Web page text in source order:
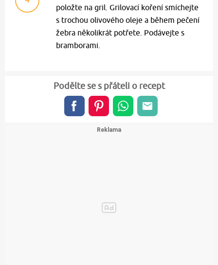
položte na gril. Grilovací koření smíchejte
s trochou olivového oleje a během pečení
žebra několikrát potřete. Podávejte s
bramborami.
Podělte se s přáteli o recept